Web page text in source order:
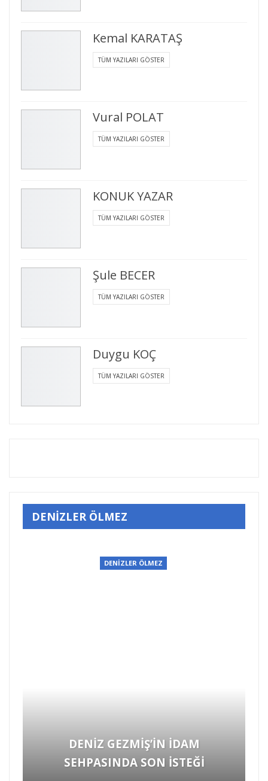
Kemal KARATAŞ
TÜM YAZILARI GÖSTER
Vural POLAT
TÜM YAZILARI GÖSTER
KONUK YAZAR
TÜM YAZILARI GÖSTER
Şule BECER
TÜM YAZILARI GÖSTER
Duygu KOÇ
TÜM YAZILARI GÖSTER
DENİZLER ÖLMEZ
DENİZLER ÖLMEZ
DENİZ GEZMİŞ’İN İDAM
SEHPASINDA SON İSTEĞİ